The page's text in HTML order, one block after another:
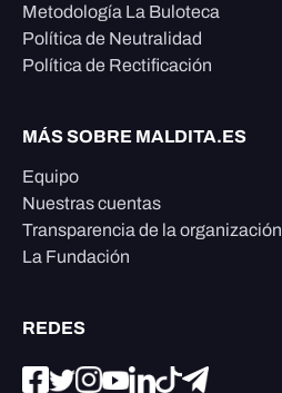
Metodología La Buloteca
Política de Neutralidad
Política de Rectificación
MÁS SOBRE MALDITA.ES
Equipo
Nuestras cuentas
Transparencia de la organización
La Fundación
REDES